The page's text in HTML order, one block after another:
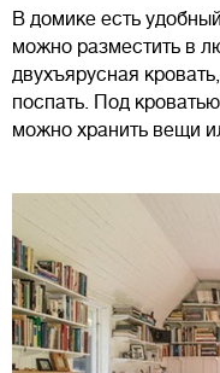
В домике есть
можно разместить в
двухъярусная
поспать. Под
можно хранить вещи